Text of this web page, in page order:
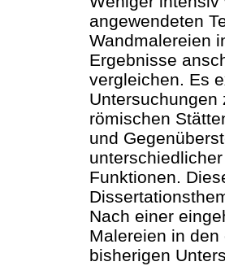
angewendeten
Wandmalereien
Ergebnisse
vergleichen. Es
Untersuchungen
römischen
und
Funktionen.
Nach einer
Malereien in
bisherigen